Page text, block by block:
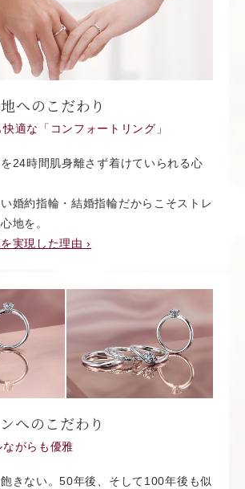
へのこだわり
適な「コンフォートリング」
24時間肌身離さず着けていられる心
婚約指輪・結婚指輪だからこそストレ
地を。
実現した理由 ›
へのこだわり
ながらも優雅
きない。50年後、そして100年後も似